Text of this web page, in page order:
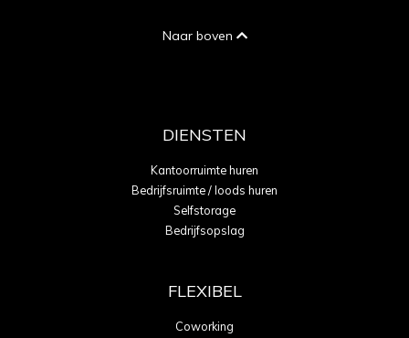
Naar boven
DIENSTEN
Kantoorruimte huren
Bedrijfsruimte / loods huren
Selfstorage
Bedrijfsopslag
FLEXIBEL
Coworking